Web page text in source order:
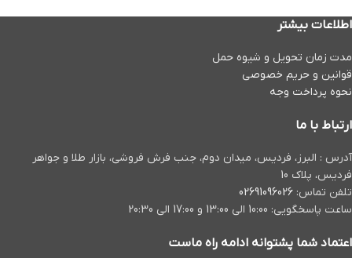
اطلاعات بیشتر
مدت زمان تحويل و شیوه حمل
قوانین و حریم خصوصی
نحوه پرداخت وجه
ارتباط با ما
آدرس : البرز، فردیس، میدان دوم، جنب فرش فروشی،‌ بازار طلا و جواهر
فردیس، پلاک 10
تلفن تماس: 02691096026
ساعت پاسخگویی: 10:00 الی 13:00 و 17:00 الی 20:30
اعتماد شما پشتوانه ادامه راه ماست